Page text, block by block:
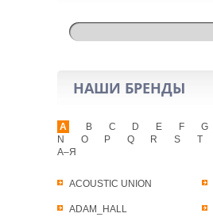
НАШИ БРЕНДЫ
A
ACOUSTIC UNION
ADAM_HALL
B C D E F G
N
O P Q R S T
А–Я